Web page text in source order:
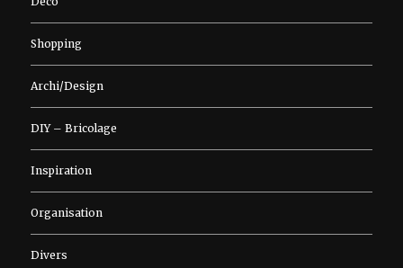
Shopping
Archi/Design
DIY – Bricolage
Inspiration
Organisation
Divers